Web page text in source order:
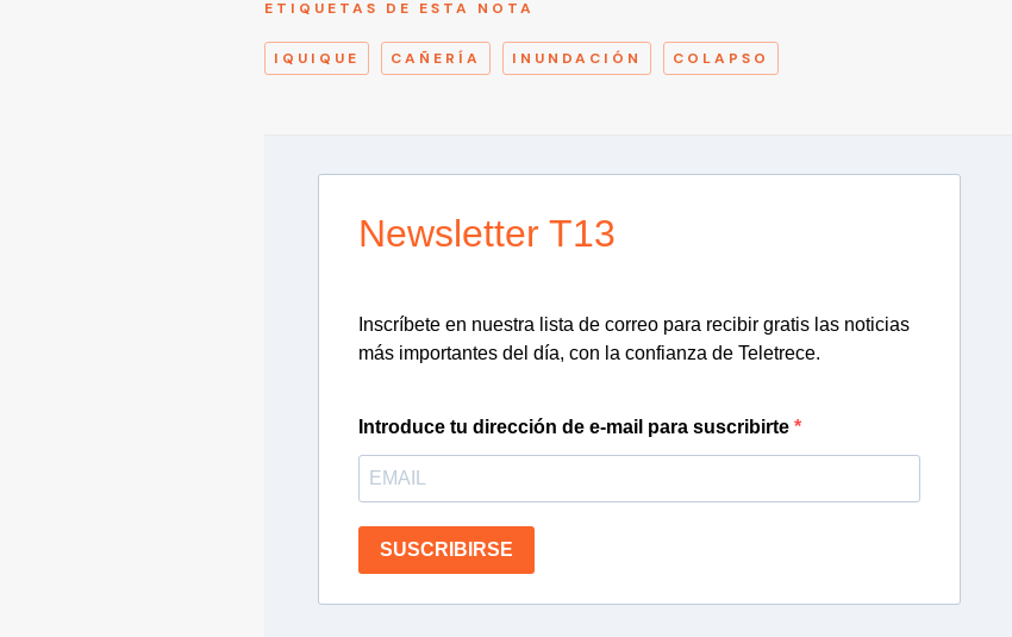
ETIQUETAS DE ESTA NOTA
IQUIQUE CAÑERÍA INUNDACIÓN COLAPSO
Newsletter T13
Inscríbete en nuestra lista de correo para recibir gratis las noticias
más importantes del día, con la confianza de Teletrece.
Introduce tu dirección de e-mail para suscribirte
SUSCRIBIRSE